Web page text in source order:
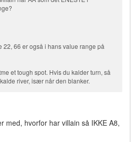
22, 66 er også i hans value range på
et tough spot. Hvis du kalder turn, så
river, især når den blanker.
med, hvorfor har villain så IKKE A8,